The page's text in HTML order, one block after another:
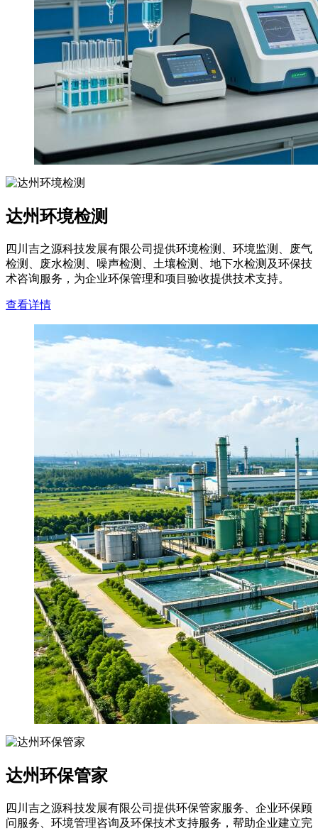
达州环境检测
四川吉之源科技发展有限公司提供环境检测、环境监测、废气
检测、废水检测、噪声检测、土壤检测、地下水检测及环保技
术咨询服务，为企业环保管理和项目验收提供技术支持。
查看详情
达州环保管家
四川吉之源科技发展有限公司提供环保管家服务、企业环保顾
问服务、环境管理咨询及环保技术支持服务，帮助企业建立完